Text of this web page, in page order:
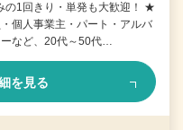
の1回きり・単発も大歓迎！ ★
個人事業主・パート・アルバ
など、20代～50代…
を見る